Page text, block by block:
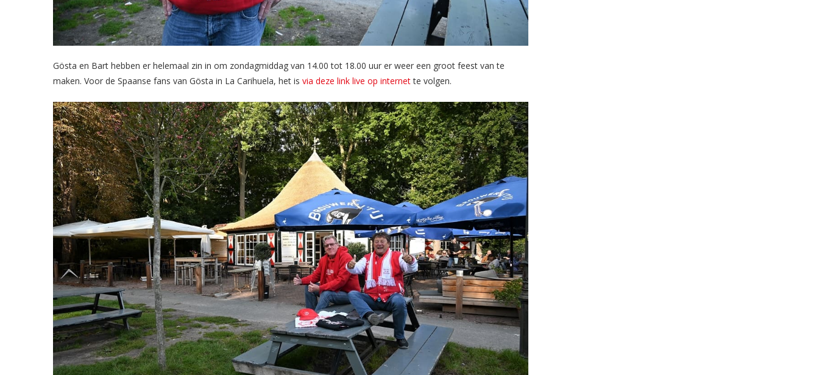
Gösta en Bart hebben er helemaal zin in om zondagmiddag van 14.00 tot 18.00 uur er weer een groot feest van te
maken. Voor de Spaanse fans van Gösta in La Carihuela, het is via deze link live op internette volgen.